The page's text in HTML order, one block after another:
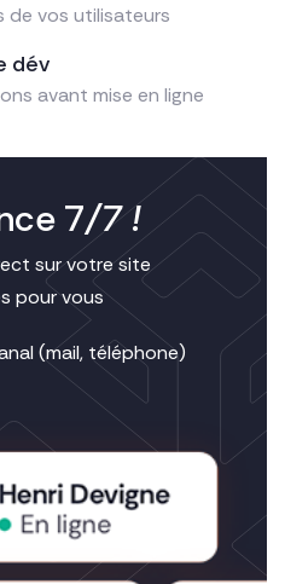
de vos utilisateurs
dév
avant mise en ligne
7/7 !
sur votre site
pour vous
(mail, téléphone)